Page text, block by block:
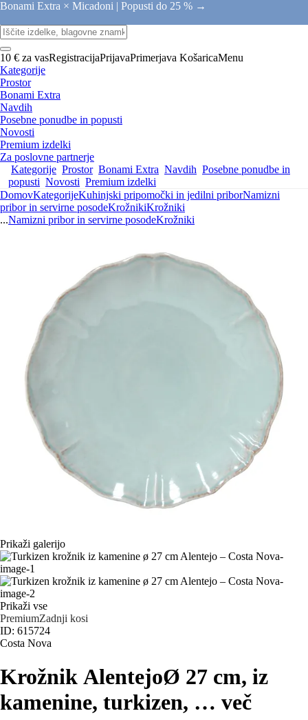
Bonami Extra × Micadoni | Popusti do 25 % →
10 € za vasRegistracijaPrijavaPrimerjava KošaricaMenu
Kategorije
Prostor
Bonami Extra
Navdih
Posebne ponudbe in popusti
Novosti
Premium izdelki
Za poslovne partnerje
Kategorije Prostor Bonami Extra Navdih Posebne ponudbe in
popusti Novosti Premium izdelki
DomovKategorijeKuhinjski pripomočki in jedilni priborNamizni
pribor in servirne posodeKrožnikiKrožniki
...Namizni pribor in servirne posodeKrožniki
Prikaži galerijo
Prikaži vse
PremiumZadnji kosi
ID: 615724
Costa Nova
Krožnik AlentejoØ 27 cm, iz
kamenine, turkizen, … več